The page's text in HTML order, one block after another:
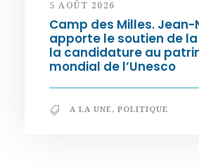
5 AOÛT 2026
Camp des Milles. Jean-
apporte le soutien de
la candidature au
mondial de l’Unesco
A LA UNE, POLITIQUE